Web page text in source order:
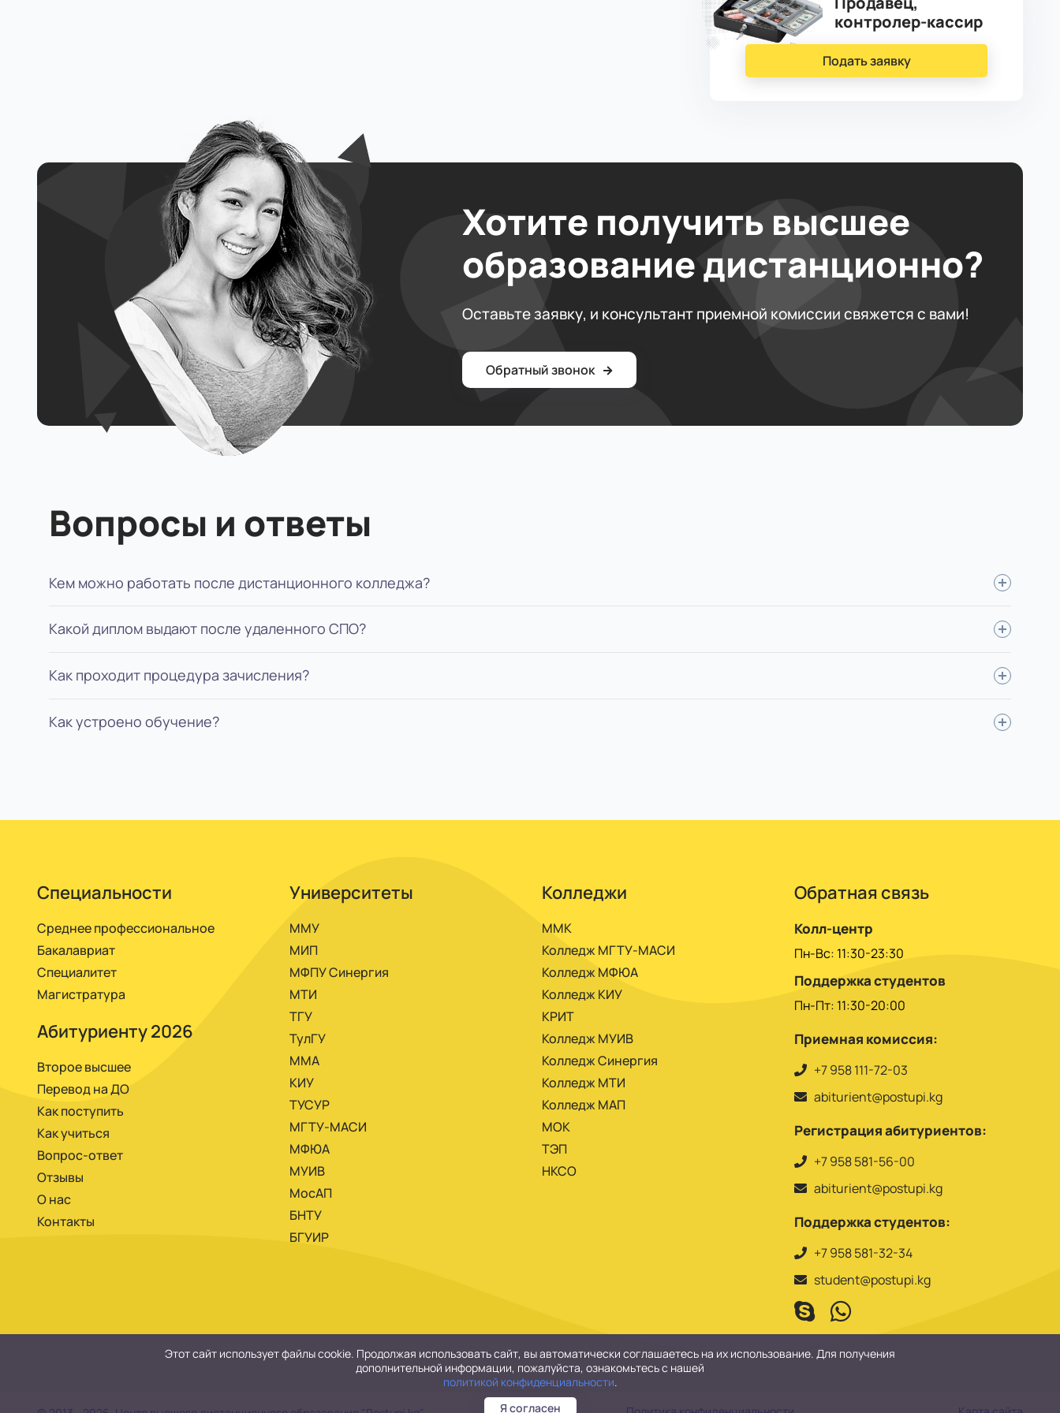
контролер-кассир
Подать заявку
Хотите получить высшее
образование дистанционно?
Оставьте заявку, и консультант приемной комиссии свяжется с вами!
Обратный звонок
Вопросы и ответы
Кем можно работать после дистанционного колледжа?
Какой диплом выдают после удаленного СПО?
Как проходит процедура зачисления?
Как устроено обучение?
Специальности
Среднее профессиональное
Бакалавриат
Специалитет
Магистратура
Абитуриенту 2026
Второе высшее
Перевод на ДО
Как поступить
Как учиться
Вопрос-ответ
Отзывы
О нас
Контакты
Университеты
ММУ
МИП
МФПУ Синергия
МТИ
ТГУ
ТулГУ
ММА
КИУ
ТУСУР
МГТУ-МАСИ
МФЮА
МУИВ
МосАП
БНТУ
БГУИР
Колледжи
ММК
Колледж МГТУ-МАСИ
Колледж МФЮА
Колледж КИУ
КРИТ
Колледж МУИВ
Колледж Синергия
Колледж МТИ
Колледж МАП
МОК
ТЭП
НКСО
Обратная связь
Колл-центр
Пн-Вс: 11:30-23:30
Поддержка студентов
Пн-Пт: 11:30-20:00
Приемная комиссия:
+7 958 111-72-03
abiturient@postupi.kg
Регистрация абитуриентов:
+7 958 581-56-00
abiturient@postupi.kg
Поддержка студентов:
+7 958 581-32-34
student@postupi.kg
Этот сайт использует файлы cookie. Продолжая использовать сайт, вы автоматически соглашаетесь на их использование. Для получения
дополнительной информации, пожалуйста, ознакомьтесь с нашей
политикой конфиденциальности.
Я согласен